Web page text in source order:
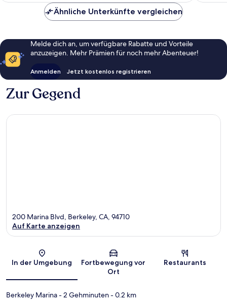
Ähnliche Unterkünfte vergleichen
Melde dich an, um verfügbare Rabatte und Vorteile
anzuzeigen. Mehr Prämien für noch mehr Abenteuer!
Anmelden Jetzt kostenlos registrieren
Zur Gegend
Karte
200 Marina Blvd, Berkeley, CA, 94710
Auf Karte anzeigen
In der Umgebung
Fortbewegung vor
Ort
Restaurants
Berkeley Marina- 2 Gehminuten- 0.2 km